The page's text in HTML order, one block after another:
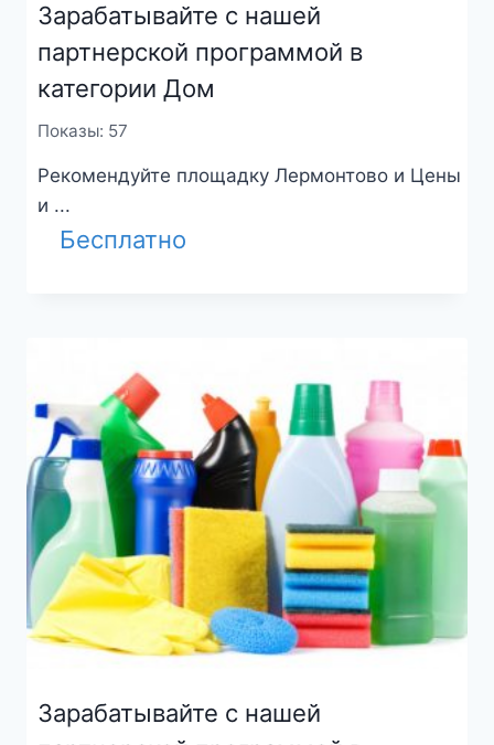
Зарабатывайте с нашей
партнерской программой в
категории Дом
Показы: 57
Рекомендуйте площадку Лермонтово и Цены
и ...
Бесплатно
Зарабатывайте с нашей